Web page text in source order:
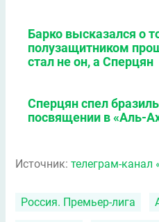
Барко высказался о
полузащитником
стал не он, а Сперцян
Сперцян спел
посвящении в «Аль-
Источник: телеграм-канал
Россия. Премьер-лига